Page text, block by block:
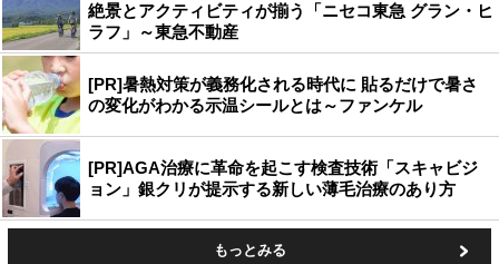
絶景とアクティビティが揃う「ニセコ東急 グラン・ヒ
ラフ」～東急不動産
[PR]暑熱対策が義務化される時代に 貼るだけで暑さ
の変化がわかる示温シールとは～ファンケル
[PR]AGA治療に革命を起こす検査技術「スキャビジ
ョン」銀クリが提示する新しい薄毛治療のあり方
もっとみる